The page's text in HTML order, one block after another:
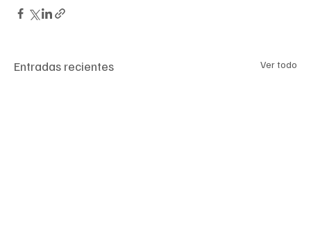
Entradas recientes Ver todo